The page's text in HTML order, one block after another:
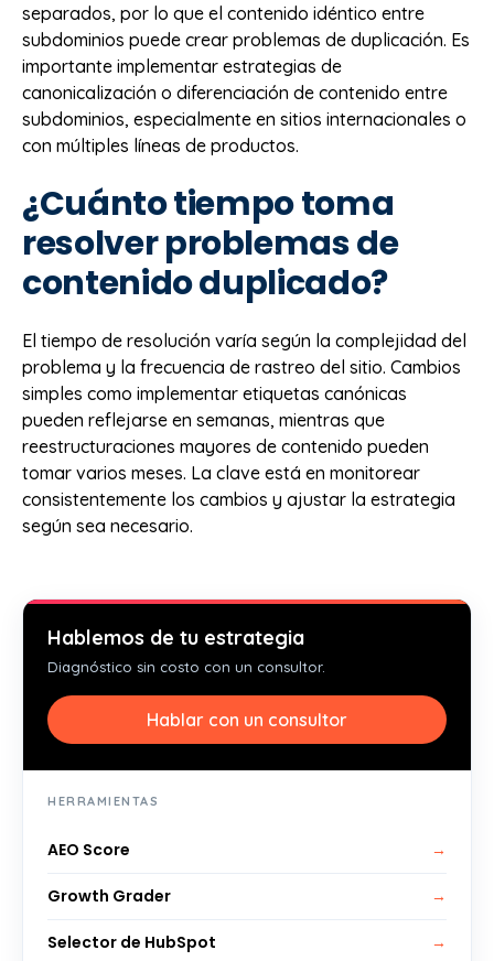
separados, por lo que el contenido idéntico entre
subdominios puede crear problemas de duplicación. Es
importante implementar estrategias de
canonicalización o diferenciación de contenido entre
subdominios, especialmente en sitios internacionales o
con múltiples líneas de productos.
¿Cuánto tiempo toma
resolver problemas de
contenido duplicado?
El tiempo de resolución varía según la complejidad del
problema y la frecuencia de rastreo del sitio. Cambios
simples como implementar etiquetas canónicas
pueden reflejarse en semanas, mientras que
reestructuraciones mayores de contenido pueden
tomar varios meses. La clave está en monitorear
consistentemente los cambios y ajustar la estrategia
según sea necesario.
Hablemos de tu estrategia
Diagnóstico sin costo con un consultor.
Hablar con un consultor
HERRAMIENTAS
AEO Score →
Growth Grader →
Selector de HubSpot →